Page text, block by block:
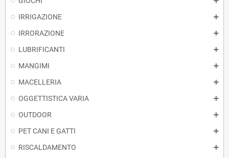
IRRIGAZIONE
IRRORAZIONE
LUBRIFICANTI
MANGIMI
MACELLERIA
OGGETTISTICA VARIA
OUTDOOR
PET CANI E GATTI
RISCALDAMENTO